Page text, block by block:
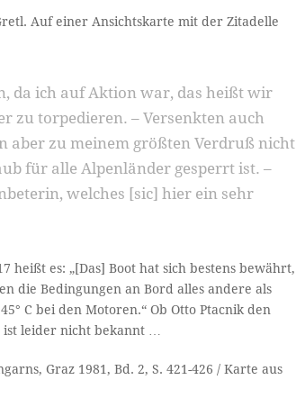
Auf einer Ansichtskarte mit der Zitadelle
da ich auf Aktion war, das heißt wir
zu torpedieren. – Versenkten auch
aber zu meinem größten Verdruß nicht
für alle Alpenländer gesperrt ist. –
welches [sic] hier ein sehr
heißt es: „[Das] Boot hat sich bestens bewährt,
die Bedingungen an Bord alles andere als
C bei den Motoren.“ Ob Otto Ptacnik den
leider nicht bekannt …
Graz 1981, Bd. 2, S. 421-426 / Karte aus